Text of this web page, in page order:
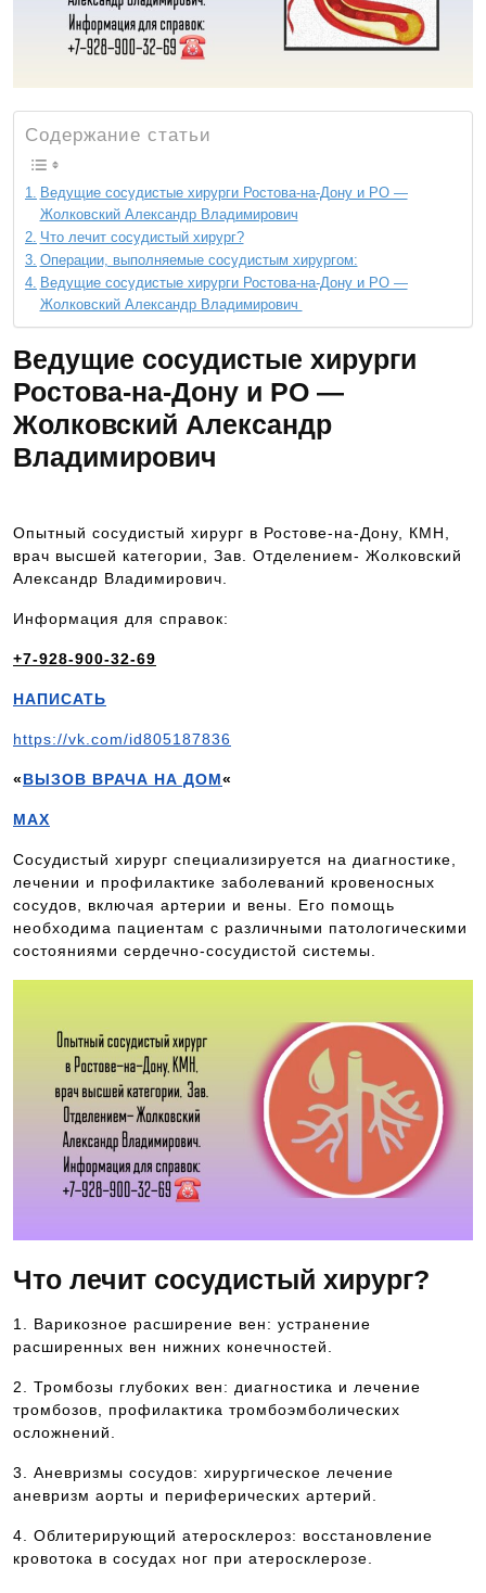
Содержание статьи
Ведущие сосудистые хирурги Ростова-на-Дону и РО —
Жолковский Александр Владимирович
Что лечит сосудистый хирург?
Операции, выполняемые сосудистым хирургом:
Ведущие сосудистые хирурги Ростова-на-Дону и РО —
Жолковский Александр Владимирович
Ведущие сосудистые хирурги
Ростова-на-Дону и РО —
Жолковский Александр
Владимирович
Опытный сосудистый хирург в Ростове-на-Дону, КМН,
врач высшей категории, Зав. Отделением- Жолковский
Александр Владимирович.
Информация для справок:
+7-928-900-32-69
НАПИСАТЬ
https://vk.com/id805187836
«ВЫЗОВ ВРАЧА НА ДОМ«
MAX
Сосудистый хирург специализируется на диагностике,
лечении и профилактике заболеваний кровеносных
сосудов, включая артерии и вены. Его помощь
необходима пациентам с различными патологическими
состояниями сердечно-сосудистой системы.
Что лечит сосудистый хирург?
1. Варикозное расширение вен: устранение
расширенных вен нижних конечностей.
2. Тромбозы глубоких вен: диагностика и лечение
тромбозов, профилактика тромбоэмболических
осложнений.
3. Аневризмы сосудов: хирургическое лечение
аневризм аорты и периферических артерий.
4. Облитерирующий атеросклероз: восстановление
кровотока в сосудах ног при атеросклерозе.